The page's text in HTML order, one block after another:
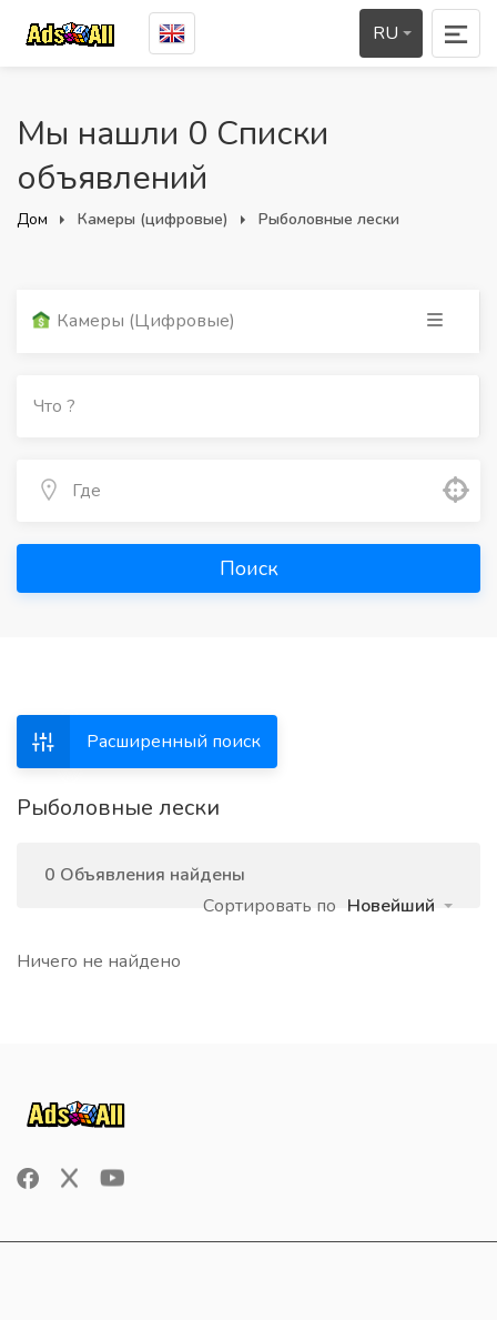
RU
Мы нашли 0 Списки
объявлений
Дом Камеры (цифровые) Рыболовные лески
Камеры (цифровые)
Поиск
Расширенный поиск
Рыболовные лески
0 Объявления найдены
Сортировать по Новейший
Ничего не найдено